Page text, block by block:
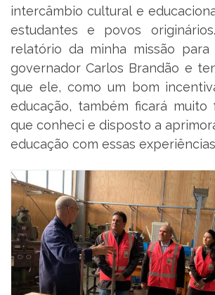
intercâmbio cultural e
estudantes e povos
relatório da minha missão para
governador Carlos Brandão e
que ele, como um bom
educação, também ficará
que conheci e disposto a
educação com essas